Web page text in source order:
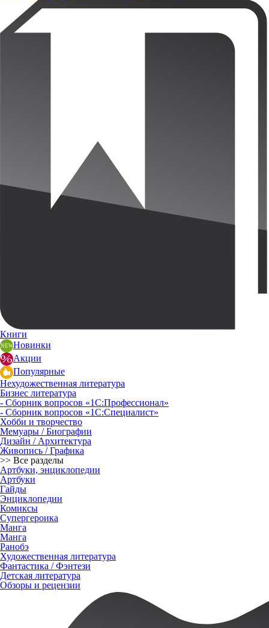
Книги
Новинки
Акции
Популярные
Нехудожественная литература
Бизнес литература
- Сборник вопросов «1С:Профессионал»
- Сборник вопросов «1С:Специалист»
Хобби и творчество
Мемуары / Биографии
Дизайн / Архитектура
Живопись / Графика
>> Все разделы
Артбуки, энциклопедии
Артбуки
Гайды
Энциклопедии
Комиксы
Супергероика
Манга
Манга
Ранобэ
Художественная литература
Фантастика / Фэнтези
Детская литература
Обзоры и рецензии